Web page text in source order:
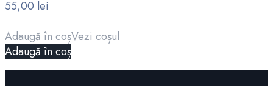
55,00 lei
Adaugă în coșVezi coșul
Adaugă în coș